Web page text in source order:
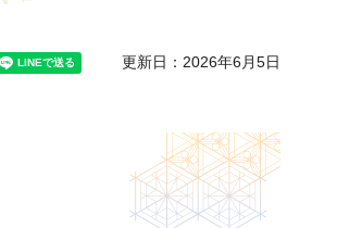
更新日：2026年6月5日